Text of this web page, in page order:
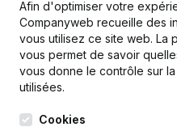
Publications de Aesop
Afin d'optimiser votre
Companyweb recueille des
vous utilisez ce site web. La
vous permet de savoir
vous donne le contrôle sur
utilisées.
Cookies